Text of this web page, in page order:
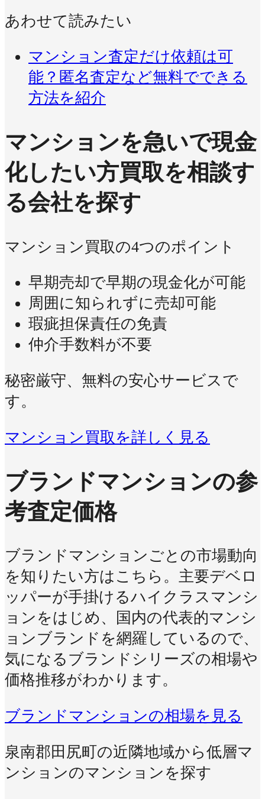
あわせて読みたい
マンション査定だけ依頼は可
能？匿名査定など無料でできる
方法を紹介
マンションを急いで現金
化したい方買取を相談す
る会社を探す
マンション買取の4つのポイント
早期売却で早期の現金化が可能
周囲に知られずに売却可能
瑕疵担保責任の免責
仲介手数料が不要
秘密厳守、無料の安心サービスで
す。
マンション買取を詳しく見る
ブランドマンションの参
考査定価格
ブランドマンションごとの市場動向
を知りたい方はこちら。主要デベロ
ッパーが手掛けるハイクラスマンシ
ョンをはじめ、国内の代表的マンシ
ョンブランドを網羅しているので、
気になるブランドシリーズの相場や
価格推移がわかります。
ブランドマンションの相場を見る
泉南郡田尻町の近隣地域から低層マ
ンションのマンションを探す